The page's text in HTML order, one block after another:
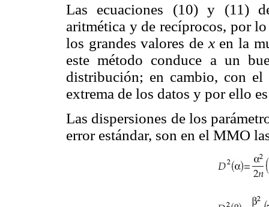
Las ecuaciones (10) y (11)
aritmética y de recíprocos, por
los grandes valores de xen la
este método conduce a un
distribución; en cambio, con
extrema de los datos y por ello
Las dispersiones de los
error estándar, son en el MMO